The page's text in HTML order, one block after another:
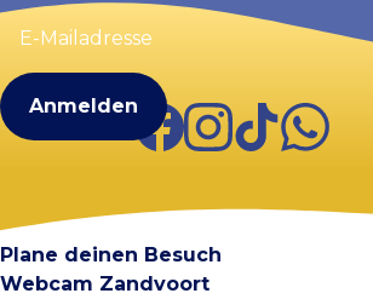
E-
Mailadresse
FacebookInstagram
TikTokWhatsApp
Plane deinen Besuch
Webcam Zandvoort